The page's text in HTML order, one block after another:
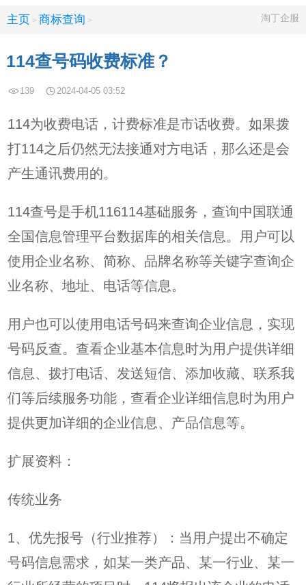
主页 > 商标查询 > 淘丁企服
114查号码收费标准？
139 2024-04-05 03:52
114为收费电话，计费标准是市话收费。如果拨
打114之后仍然无法接通对方电话，那么还是会
产生通讯费用的。
114查号是手机116114基础服务，查询中国联通
全国信息管理平台数据库的相关信息。用户可以
使用企业名称、简称、品牌名称等关键字查询企
业名称、地址、电话等信息。
用户也可以使用电话号码来查询企业信息，实现
号码反查。查看企业基本信息时为用户提供详细
信息、拨打电话、发送短信、添加收藏、联系我
们等后续服务功能，查看企业详细信息时为用户
提供更加详细的企业信息、产品信息等。
扩展资料：
传统业务
1、优先报号（行业推荐）：当用户提出不确定
号码信息需求，如某一类产品、某一行业、某一